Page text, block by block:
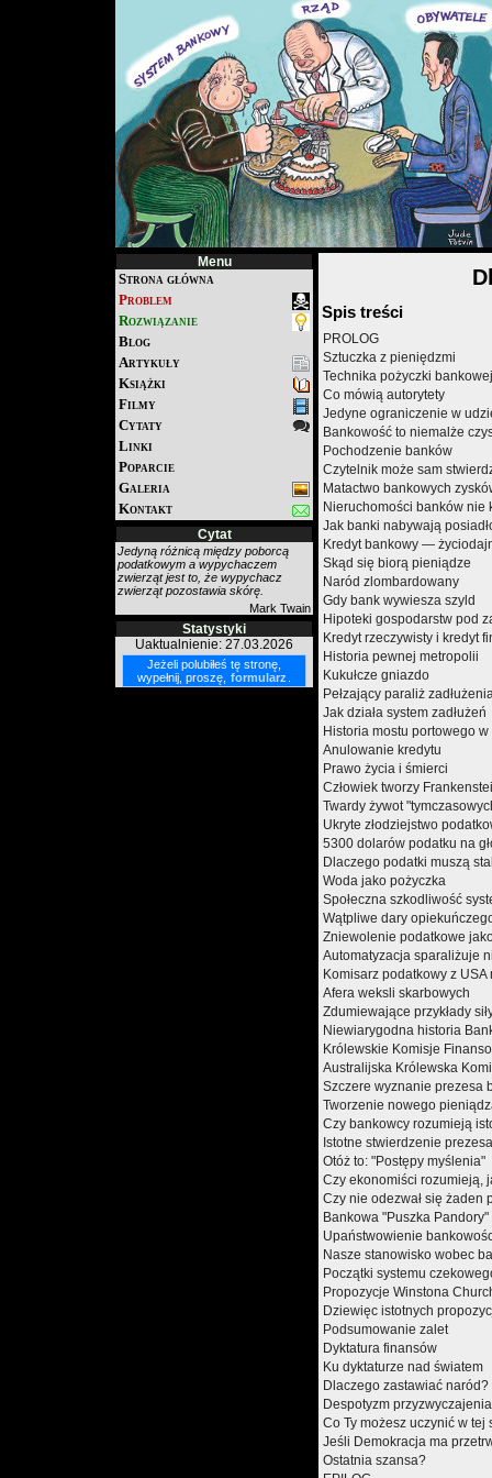
Menu
Strona główna
Problem
Rozwiązanie
Blog
Artykuły
Książki
Filmy
Cytaty
Linki
Poparcie
Galeria
Kontakt
Cytat
Jedyną różnicą między poborcą
podatkowym a wypychaczem
zwierząt jest to, że wypychacz
zwierząt pozostawia skórę.
Mark Twain
Statystyki
Uaktualnienie: 27.03.2026
Jeżeli polubiłeś tę stronę,
wypełnij, proszę, formularz
Spis treści
PROLOG
Sztuczka z pieniędzmi
Technika pożyczki bankowej
Co mówią autorytety
Jedyne ograniczenie w
Bankowość to niemalże
Pochodzenie banków
Czytelnik może sam
Matactwo bankowych
Nieruchomości banków nie
Jak banki nabywają
Kredyt bankowy —
Skąd się biorą pieniądze
Naród zlombardowany
Gdy bank wywiesza szyld
Hipoteki gospodarstw pod
Kredyt rzeczywisty i kredyt
Historia pewnej metropolii
Kukułcze gniazdo
Pełzający paraliż
Jak działa system zadłużeń
Historia mostu portowego
Anulowanie kredytu
Prawo życia i śmierci
Człowiek tworzy
Twardy żywot
Ukryte złodziejstwo
5300 dolarów podatku na
Dlaczego podatki muszą
Woda jako pożyczka
Społeczna szkodliwość
Wątpliwe dary
Zniewolenie podatkowe
Automatyzacja sparaliżuje
Komisarz podatkowy z
Afera weksli skarbowych
Zdumiewające przykłady
Niewiarygodna historia
Królewskie Komisje
Australijska Królewska
Szczere wyznanie prezesa
Tworzenie nowego
Czy bankowcy rozumieją
Istotne stwierdzenie
Otóż to: "Postępy myślenia"
Czy ekonomiści rozumieją,
Czy nie odezwał się żaden
Bankowa "Puszka Pandory"
Upaństwowienie
Nasze stanowisko wobec
Początki systemu
Propozycje Winstona
Dziewięc istotnych
Podsumowanie zalet
Dyktatura finansów
Ku dyktaturze nad światem
Dlaczego zastawiać naród?
Despotyzm przyzwyczajenia
Co Ty możesz uczynić w tej
Jeśli Demokracja ma
Ostatnia szansa?